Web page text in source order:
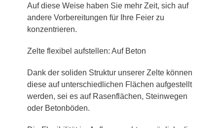
Auf diese Weise haben Sie mehr Zeit, sich auf
andere Vorbereitungen für Ihre Feier zu
konzentrieren.
Zelte flexibel aufstellen: Auf Beton
Dank der soliden Struktur unserer Zelte können
diese auf unterschiedlichen Flächen aufgestellt
werden, sei es auf Rasenflächen, Steinwegen
oder Betonböden.